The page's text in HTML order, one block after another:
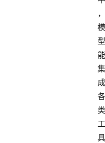
，
模
型
能
集
成
各
类
工
具